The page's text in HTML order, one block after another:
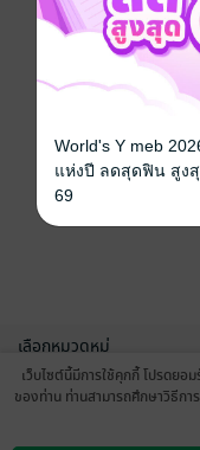
เลือกหมวดหมู่
บริการช่วยเหลือ
เว็บไซต์นี้มีการใช้คุกกี้ โปรดยอ
ของท่าน ท่านสามารถศึกษาวิธีก
World's Y meb
แห่งปี ลดสุดฟิน สูง
69